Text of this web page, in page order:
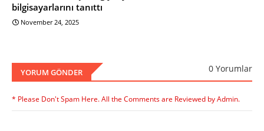
bilgisayarlarını tanıttı
November 24, 2025
YORUM GÖNDER 0 Yorumlar
* Please Don't Spam Here. All the Comments are Reviewed by Admin.